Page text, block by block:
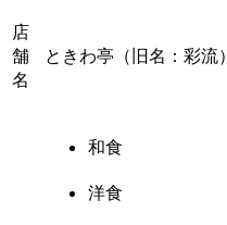
店
舗
名
ときわ亭（旧名：彩流）
和食
洋食